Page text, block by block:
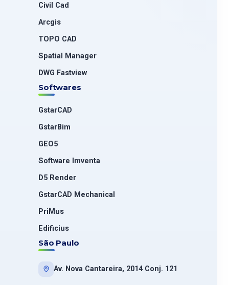
Civil Cad
Arcgis
TOPO CAD
Spatial Manager
DWG Fastview
Softwares
GstarCAD
GstarBim
GEO5
Software Imventa
D5 Render
GstarCAD Mechanical
PriMus
Edificius
São Paulo
Av. Nova Cantareira, 2014 Conj. 121